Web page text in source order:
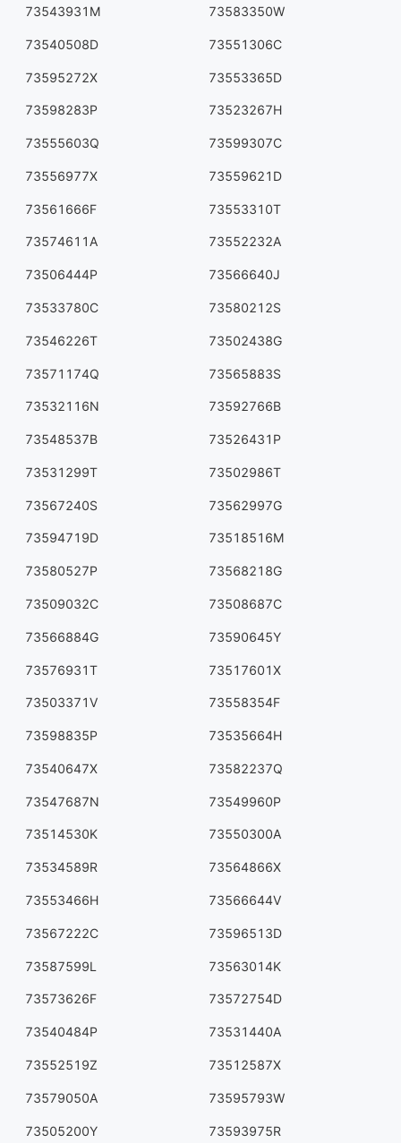
73543931M 73583350W
73540508D 73551306C
73595272X 73553365D
73598283P 73523267H
73555603Q 73599307C
73556977X 73559621D
73561666F 73553310T
73574611A 73552232A
73506444P 73566640J
73533780C 73580212S
73546226T 73502438G
73571174Q 73565883S
73532116N 73592766B
73548537B 73526431P
73531299T 73502986T
73567240S 73562997G
73594719D 73518516M
73580527P 73568218G
73509032C 73508687C
73566884G 73590645Y
73576931T 73517601X
73503371V 73558354F
73598835P 73535664H
73540647X 73582237Q
73547687N 73549960P
73514530K 73550300A
73534589R 73564866X
73553466H 73566644V
73567222C 73596513D
73587599L 73563014K
73573626F 73572754D
73540484P 73531440A
73552519Z 73512587X
73579050A 73595793W
73505200Y 73593975R